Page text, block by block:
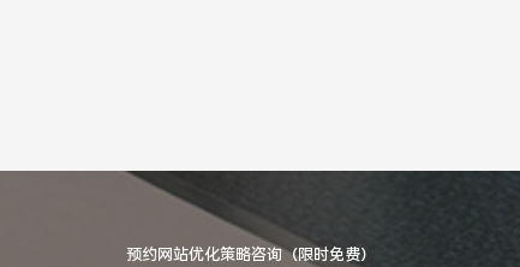
预约网站优化策略咨询（限时免费）